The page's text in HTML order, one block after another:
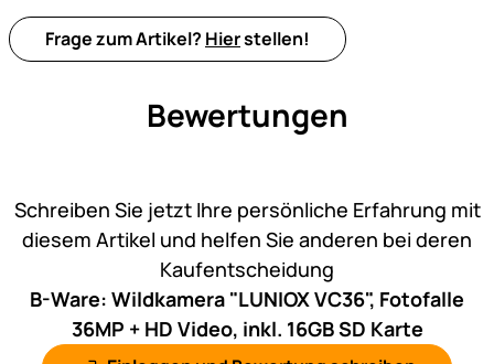
Frage zum Artikel? Hierstellen!
Bewertungen
Schreiben Sie jetzt Ihre persönliche Erfahrung mit
diesem Artikel und helfen Sie anderen bei deren
Kaufentscheidung
B-Ware: Wildkamera "LUNIOX VC36", Fotofalle
36MP + HD Video, inkl. 16GB SD Karte